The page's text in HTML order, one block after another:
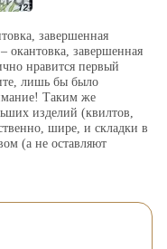
в углах, но первый раз
чтобы
работу. 11.
обработку нашего
Прокладываем
близко к шву
выглядит
в законченном виде
завершенная
окантовка, завершенная
нравится первый
лишь бы было
Таким же
изделий (квилтов,
шире, и складки в
(а не оставляют